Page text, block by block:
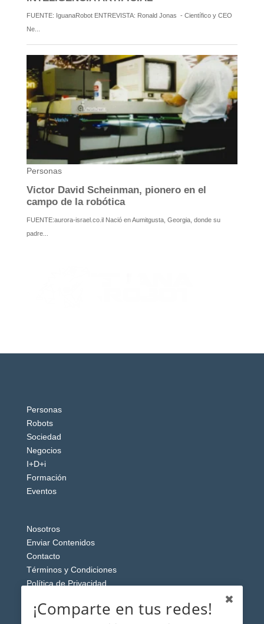
Personas
Robots
Sociedad
Negocios
I+D+i
Formación
Eventos
Nosotros
Enviar Contenidos
Contacto
Términos y Condiciones
Política de Privacidad
¡Comparte en tus redes!